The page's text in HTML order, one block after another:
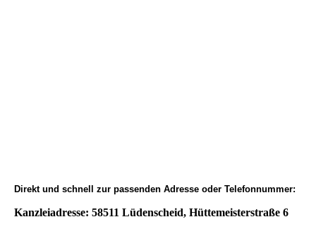
Direkt und schnell zur passenden Adresse oder Telefonnummer:
Kanzleiadresse: 58511 Lüdenscheid, Hüttemeisterstraße 6